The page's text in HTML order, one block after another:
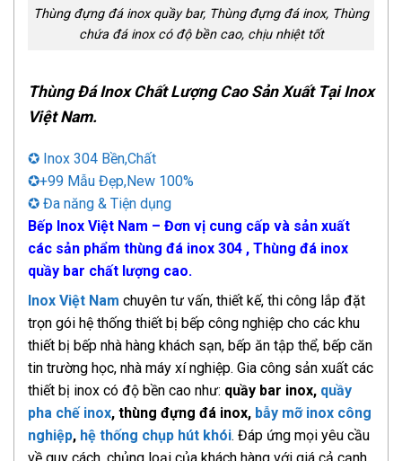
Thùng đựng đá inox quầy bar, Thùng đựng đá inox, Thùng
chứa đá inox có độ bền cao, chịu nhiệt tốt
Thùng Đá Inox Chất Lượng Cao Sản Xuất Tại Inox
Việt Nam.
✪ Inox 304 Bền,Chất
✪+99 Mẫu Đẹp,New 100%
✪ Đa năng & Tiện dụng
Bếp Inox Việt Nam – Đơn vị cung cấp và sản xuất
các sản phẩm thùng đá inox 304 , Thùng đá inox
quầy bar chất lượng cao.
Inox Việt Nam chuyên tư vấn, thiết kế, thi công lắp đặt
trọn gói hệ thống thiết bị bếp công nghiệp cho các khu
thiết bị bếp nhà hàng khách sạn, bếp ăn tập thể, bếp căn
tin trường học, nhà máy xí nghiệp. Gia công sản xuất các
thiết bị inox có độ bền cao như: quầy bar inox, quầy
pha chế inox, thùng đựng đá inox, bẫy mỡ inox công
nghiệp, hệ thống chụp hút khói. Đáp ứng mọi yêu cầu